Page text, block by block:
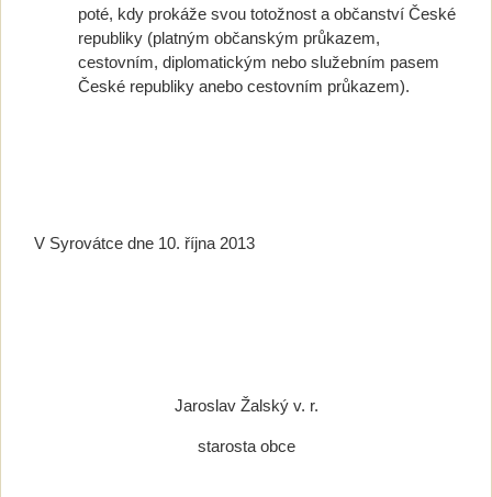
poté, kdy prokáže svou totožnost a občanství České
republiky (platným občanským průkazem,
cestovním, diplomatickým nebo služebním pasem
České republiky anebo cestovním průkazem).
V Syrovátce dne 10. října 2013
Jaroslav Žalský v. r.
starosta obce